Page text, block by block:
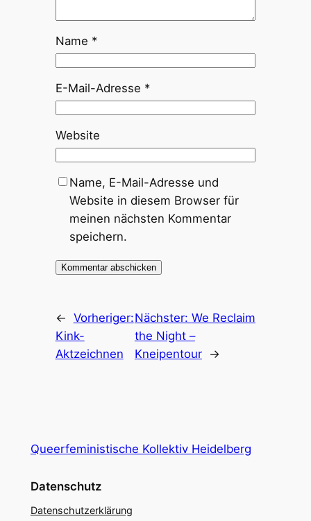
Name *
E-Mail-Adresse *
Website
Name, E-Mail-Adresse und
Website in diesem Browser für
meinen nächsten Kommentar
speichern.
← Vorheriger:
Kink-
Aktzeichnen
Nächster: We Reclaim
the Night –
Kneipentour
→
Queerfeministische Kollektiv Heidelberg
Datenschutz
Datenschutzerklärung